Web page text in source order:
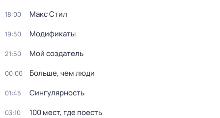
18:00 Макс Стил
19:50 Модификаты
21:50 Мой создатель
00:00 Больше, чем люди
01:45 Сингулярность
03:10 100 мест, где поесть